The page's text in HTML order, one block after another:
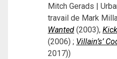
Mitch Gerads |
travail de Mark
Wanted (2003),
(2006) ; Villain’s’
2017))